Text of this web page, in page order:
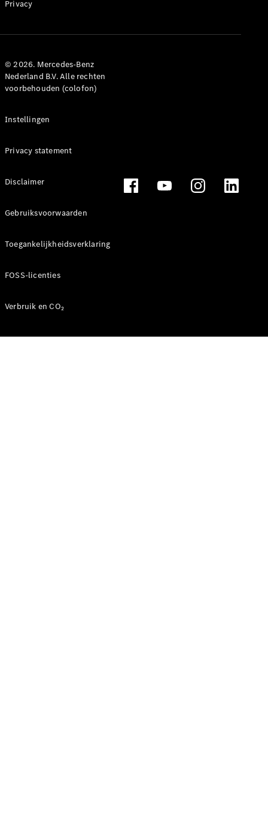
Privacy
© 2026. Mercedes-Benz
Nederland B.V. Alle rechten
voorbehouden (colofon)
Instellingen
Privacy statement
Disclaimer
Gebruiksvoorwaarden
Toegankelijkheidsverklaring
FOSS-licenties
Verbruik en CO₂